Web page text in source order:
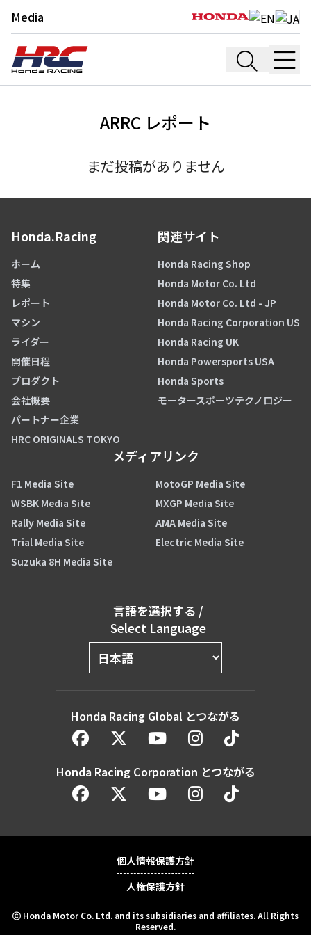
Media
ARRC レポート
まだ投稿がありません
Honda.Racing
ホーム
特集
レポート
マシン
ライダー
開催日程
プロダクト
会社概要
パートナー企業
HRC ORIGINALS TOKYO
関連サイト
Honda Racing Shop
Honda Motor Co. Ltd
Honda Motor Co. Ltd - JP
Honda Racing Corporation US
Honda Racing UK
Honda Powersports USA
Honda Sports
モータースポーツテクノロジー
メディアリンク
F1 Media Site
MotoGP Media Site
WSBK Media Site
MXGP Media Site
Rally Media Site
AMA Media Site
Trial Media Site
Electric Media Site
Suzuka 8H Media Site
言語を選択する /
Select Language
Honda Racing Global とつながる
Honda Racing Corporation とつながる
Honda Motor Co. Ltd. and its subsidiaries and affiliates. All Rights
Reserved.
個人情報保護方針
人権保護方針